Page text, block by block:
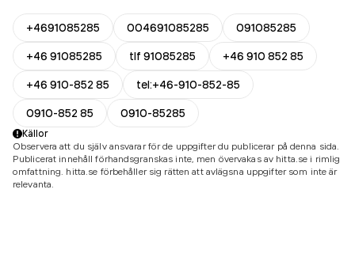
+4691085285 004691085285
091085285
+46 91085285
tlf 91085285
+46 910 852 85
+46 910-852 85
tel:+46-910-852-85
0910-852 85
0910-85285
Källor
Observera att du själv ansvarar för de uppgifter du publicerar på denna sida.
Publicerat innehåll förhandsgranskas inte, men övervakas av hitta.se i rimlig
omfattning. hitta.se förbehåller sig rätten att avlägsna uppgifter som inte är
relevanta.